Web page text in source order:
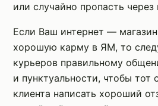
или случайно пропасть через
Если Ваш интернет — магазин
хорошую карму в ЯМ, то
курьеров правильному
и пунктуальности, чтобы тот
клиента написать хороший